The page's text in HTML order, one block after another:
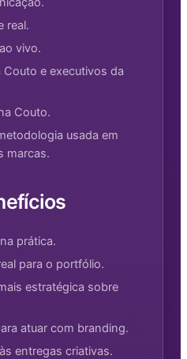
real.
vivo.
e executivos da
Couto.
usada em
marcas.
prática.
para o portfólio.
estratégica sobre
atuar com branding.
entregas criativas.